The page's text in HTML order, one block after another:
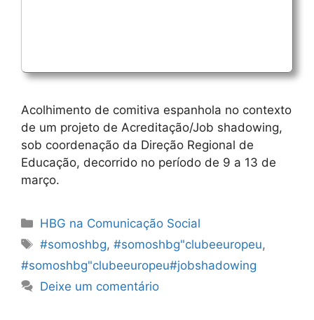
Acolhimento de comitiva espanhola no contexto
de um projeto de Acreditação/Job shadowing,
sob coordenação da Direção Regional de
Educação, decorrido no período de 9 a 13 de
março.
Categorias
HBG na Comunicação Social
Etiquetas
#somoshbg,#somoshbg"clubeeuropeu,
#somoshbg"clubeeuropeu#jobshadowing
Deixe um comentário